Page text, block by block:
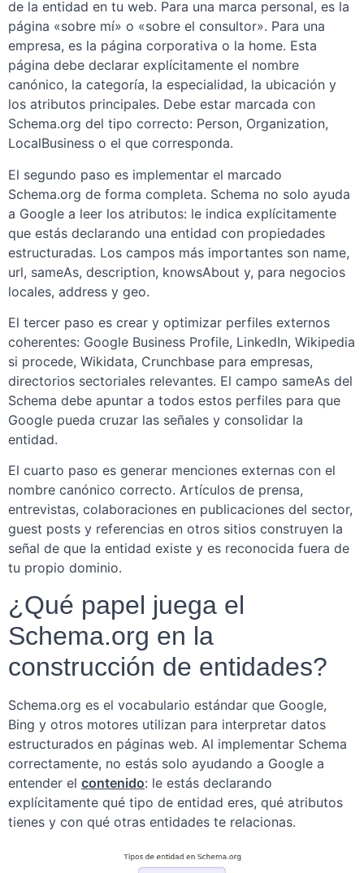
de la entidad en tu web. Para una marca personal, es la
página «sobre mí» o «sobre el consultor». Para una
empresa, es la página corporativa o la home. Esta
página debe declarar explícitamente el nombre
canónico, la categoría, la especialidad, la ubicación y
los atributos principales. Debe estar marcada con
Schema.org del tipo correcto: Person, Organization,
LocalBusiness o el que corresponda.
El segundo paso es implementar el marcado
Schema.org de forma completa. Schema no solo ayuda
a Google a leer los atributos: le indica explícitamente
que estás declarando una entidad con propiedades
estructuradas. Los campos más importantes son name,
url, sameAs, description, knowsAbout y, para negocios
locales, address y geo.
El tercer paso es crear y optimizar perfiles externos
coherentes: Google Business Profile, LinkedIn, Wikipedia
si procede, Wikidata, Crunchbase para empresas,
directorios sectoriales relevantes. El campo sameAs del
Schema debe apuntar a todos estos perfiles para que
Google pueda cruzar las señales y consolidar la
entidad.
El cuarto paso es generar menciones externas con el
nombre canónico correcto. Artículos de prensa,
entrevistas, colaboraciones en publicaciones del sector,
guest posts y referencias en otros sitios construyen la
señal de que la entidad existe y es reconocida fuera de
tu propio dominio.
¿Qué papel juega el
Schema.org en la
construcción de entidades?
Schema.org es el vocabulario estándar que Google,
Bing y otros motores utilizan para interpretar datos
estructurados en páginas web. Al implementar Schema
correctamente, no estás solo ayudando a Google a
entender el contenido: le estás declarando
explícitamente qué tipo de entidad eres, qué atributos
tienes y con qué otras entidades te relacionas.